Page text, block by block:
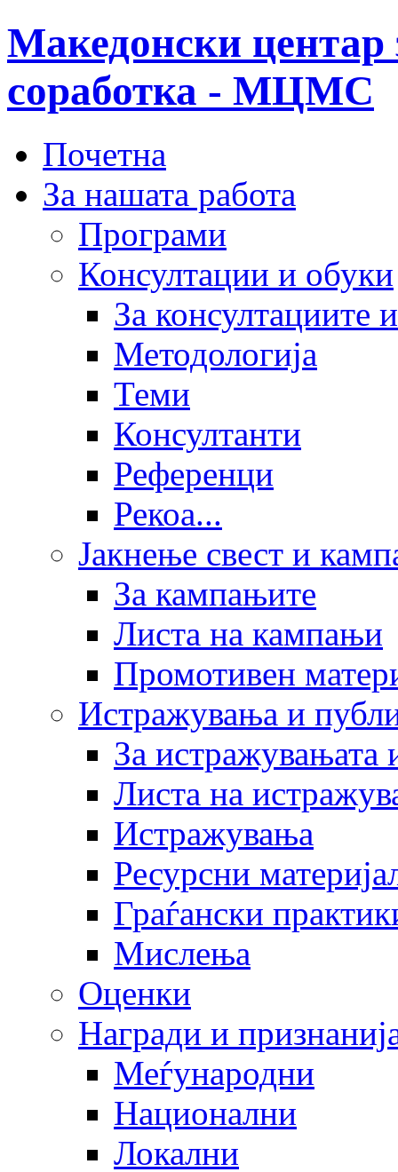
Македонски центар
соработка - МЦМС
Почетна
За нашата работа
Програми
Консултации и обуки
За консултациите
Методологија
Теми
Консултанти
Референци
Рекоа...
Јакнење свест и
За кампањите
Листа на кампањи
Промотивен
Истражувања и
За истражувањата
Листа на
Истражувања
Ресурсни
Граѓански
Мислења
Оценки
Награди и
Меѓународни
Национални
Локални